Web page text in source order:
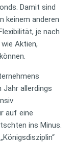
Damit sind
keinem anderen
je nach
Aktien,
allerdings
auf eine
ins Minus.